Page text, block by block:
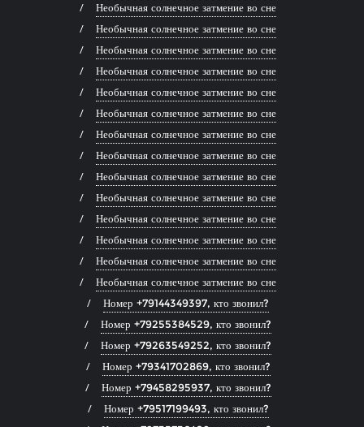
Необычная солнечное затмение во сне
Необычная солнечное затмение во сне
Необычная солнечное затмение во сне
Необычная солнечное затмение во сне
Необычная солнечное затмение во сне
Необычная солнечное затмение во сне
Необычная солнечное затмение во сне
Необычная солнечное затмение во сне
Необычная солнечное затмение во сне
Необычная солнечное затмение во сне
Необычная солнечное затмение во сне
Необычная солнечное затмение во сне
Необычная солнечное затмение во сне
Необычная солнечное затмение во сне
Номер +79144349397, кто звонил?
Номер +79255384529, кто звонил?
Номер +79263549252, кто звонил?
Номер +79341702869, кто звонил?
Номер +79458295937, кто звонил?
Номер +79517199493, кто звонил?